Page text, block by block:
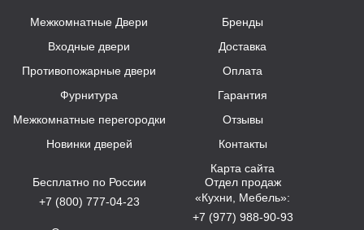
Межкомнатные Двери
Входные двери
Противопожарные двери
Фурнитура
Межкомнатные перегородки
Новинки дверей
Бренды
Доставка
Оплата
Гарантия
Отзывы
Контакты
Карта сайта
Бесплатно по России
+7 (800) 777-04-23
Отдел продаж
«Кухни, Мебель»:
+7 (977) 988-90-93